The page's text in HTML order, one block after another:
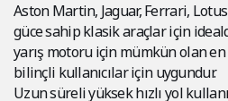
Aston Martin, Jaguar, Ferrari,
güce sahip klasik araçlar için
yarış motoru için mümkün olan
bilinçli kullanıcılar için uygundur.
Uzun süreli yüksek hızlı yol